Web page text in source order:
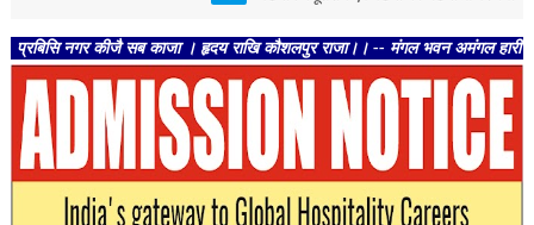
नगर कीजै सब काजा । हृदय राखि कौशलपुर राजा।। -- मंगल भवन अमंगल हारी। द्रवहु